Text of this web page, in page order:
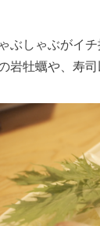
ぶしゃぶがイチ
岩牡蠣や、寿